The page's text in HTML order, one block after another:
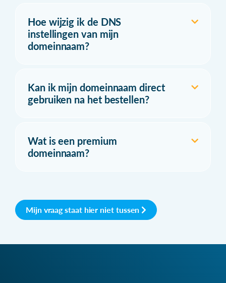
Hoe wijzig ik de DNS
instellingen van mijn
domeinnaam?
Kan ik mijn domeinnaam direct
gebruiken na het bestellen?
Wat is een premium
domeinnaam?
Mijn vraag staat hier niet tussen